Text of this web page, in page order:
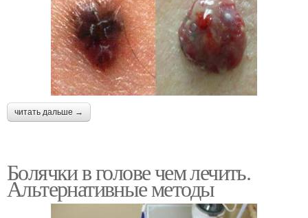
читать дальше →
Болячки в голове чем лечить.
Альтернативные методы